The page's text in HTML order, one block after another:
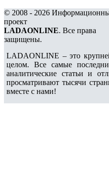
© 2008 - 2026
проект
LADAONLINE. Все права
защищены.
LADAONLINE – это
целом. Все самые
аналитические статьи и
просматривают тысячи
вместе с нами!